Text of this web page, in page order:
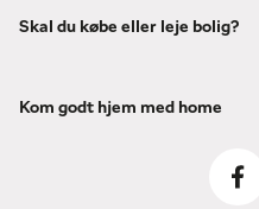
Skal du købe eller leje bolig?
Kom godt hjem med home